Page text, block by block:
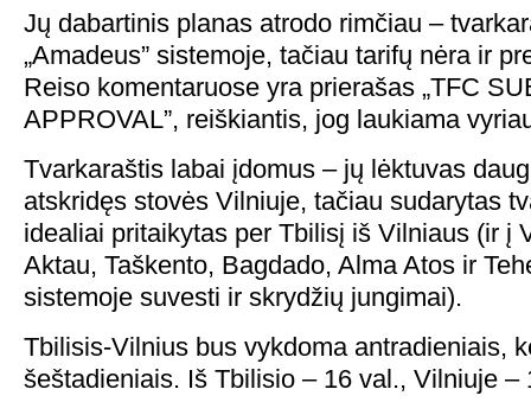
Jų dabartinis planas atrodo rimčiau –
„Amadeus” sistemoje, tačiau tarifų nėra ir
Reiso komentaruose yra prierašas „TFC
APPROVAL”, reiškiantis, jog laukiama
Tvarkaraštis labai įdomus – jų lėktuvas
atskridęs stovės Vilniuje, tačiau sudarytas
idealiai pritaikytas per Tbilisį iš Vilniaus (ir į
Aktau, Taškento, Bagdado, Alma Atos ir
sistemoje suvesti ir skrydžių jungimai).
Tbilisis-Vilnius bus vykdoma antradieniais,
šeštadieniais. Iš Tbilisio – 16 val., Vilniuje –